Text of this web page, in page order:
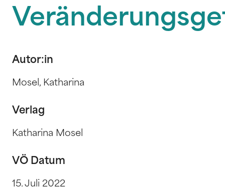
Autor:in
Mosel, Katharina
Verlag
Katharina Mosel
VÖ Datum
15. Juli 2022